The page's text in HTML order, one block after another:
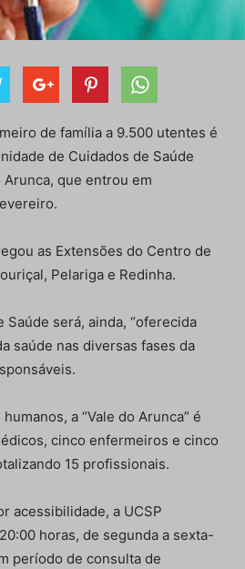
de família a 9.500 utentes é
de Cuidados de Saúde
que entrou em
as Extensões do Centro de
Pelariga e Redinha.
Saúde será, ainda, “oferecida
saúde nas diversas fases da
a “Vale do Arunca” é
cinco enfermeiros e cinco
15 profissionais.
acessibilidade, a UCSP
horas, de segunda a sexta-
período de consulta de